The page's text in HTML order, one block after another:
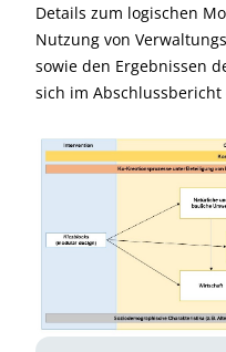
Details zum logischen
Nutzung von
sowie den Ergebnissen
sich im Abschlussbericht